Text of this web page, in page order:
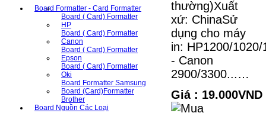
Board Formatter - Card Formatter
Board ( Card) Formatter
HP
Board ( Card) Formatter
Canon
Board ( Card) Formatter
Epson
Board ( Card) Formatter
Oki
Board Formatter Samsung
Board (Card)Formatter
Brother
Board Nguồn Các Loại
thường)Xuất
xứ: ChinaSử
dụng cho máy
in: HP1200/
- Canon
2900/3300...…
Giá : 19.000VND